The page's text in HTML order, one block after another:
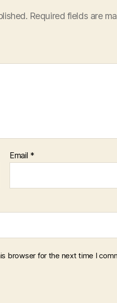
Required fields are
Email *
browser for the next time I